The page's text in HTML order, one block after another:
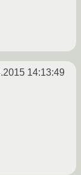
14:13:49